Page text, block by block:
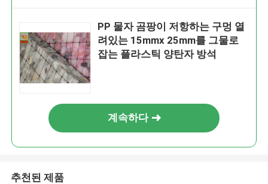
PP 물자 곰팡이 저항하는 구멍 열
려있는 15mmx 25mm를 그물로
잡는 플라스틱 양탄자 방석
계속하다
추천된 제품